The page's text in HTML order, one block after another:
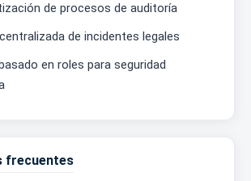
de procesos de auditoría
de incidentes legales
en roles para seguridad
frecuentes